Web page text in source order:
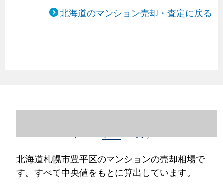
北海道のマンション売却・査定に戻る
北海道札幌市豊平区のマンションの売却相場で
す。すべて中央値をもとに算出しています。